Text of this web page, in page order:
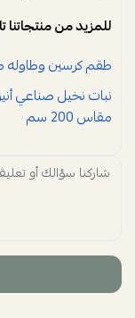
للمزيد من منتجاتنا
طقم كرسين وطاوله
نبات نخيل صناعي
مقاس 200 سم